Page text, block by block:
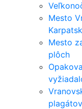
Mesto
Mesto
plôch